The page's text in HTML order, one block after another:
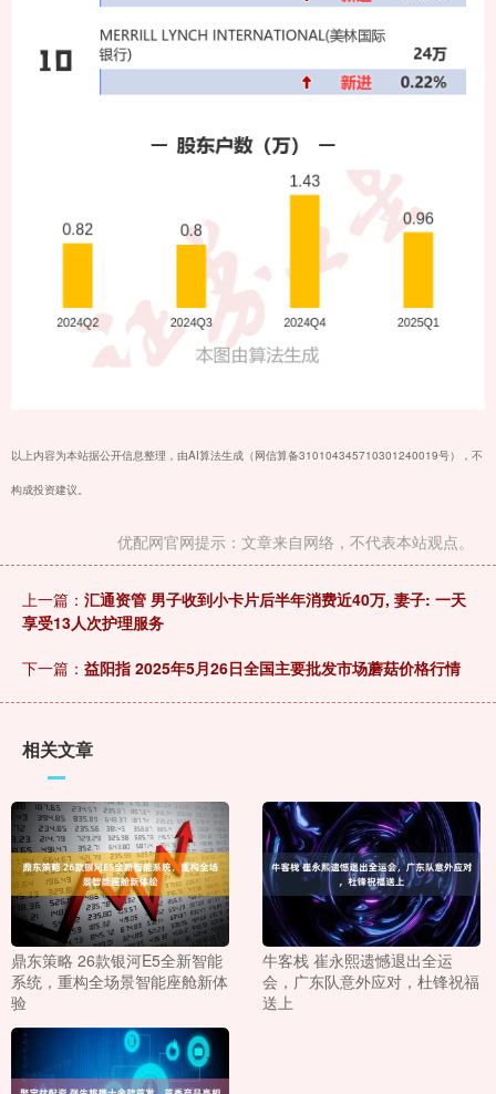
以上内容为本站据公开信息整理，由AI算法生成（网信算备310104345710301240019号），不
构成投资建议。
优配网官网提示：文章来自网络，不代表本站观点。
上一篇： 汇通资管 男子收到小卡片后半年消费近40万, 妻子: 一天
享受13人次护理服务
下一篇： 益阳指 2025年5月26日全国主要批发市场蘑菇价格行情
相关文章
鼎东策略 26款银河E5全新智能
系统，重构全场景智能座舱新体
验
牛客栈 崔永熙遗憾退出全运
会，广东队意外应对，杜锋祝福
送上